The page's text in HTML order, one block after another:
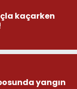
kaçarken
yangın